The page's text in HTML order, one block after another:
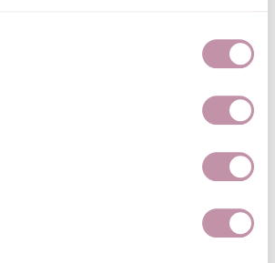
Bewaren
bij aan meer biodiversiteit